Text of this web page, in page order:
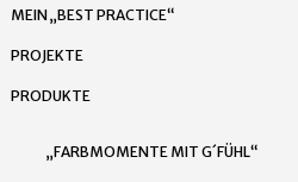
MEIN „BEST PRACTICE“
PROJEKTE
PRODUKTE
„FARBMOMENTE MIT G´FÜHL“